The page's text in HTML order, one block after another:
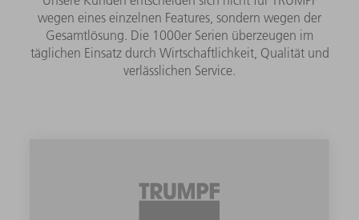
wegen eines einzelnen Features, sondern wegen der
Gesamtlösung. Die 1000er Serien überzeugen im
täglichen Einsatz durch Wirtschaftlichkeit, Qualität und
verlässlichen Service.